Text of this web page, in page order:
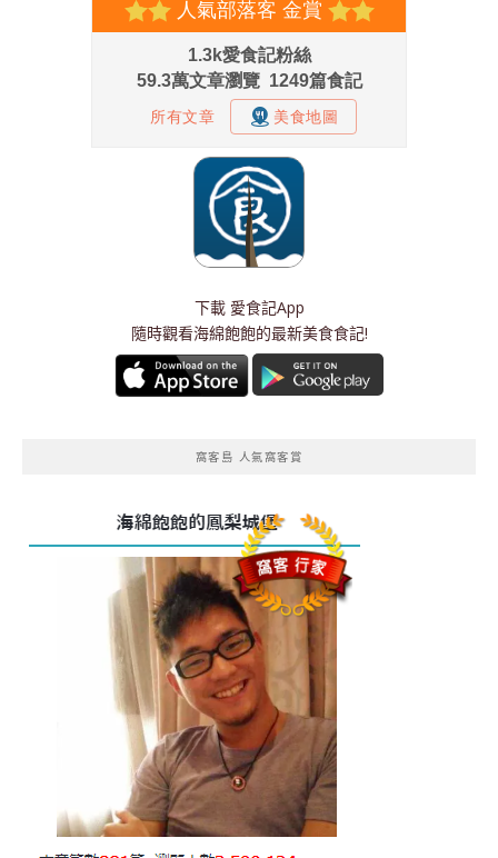
下載 愛食記App
隨時觀看海綿飽飽的最新美食食記!
窩客島 人氣窩客賞